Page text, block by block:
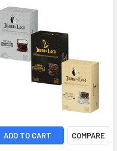
ADD TO CART COMPARE